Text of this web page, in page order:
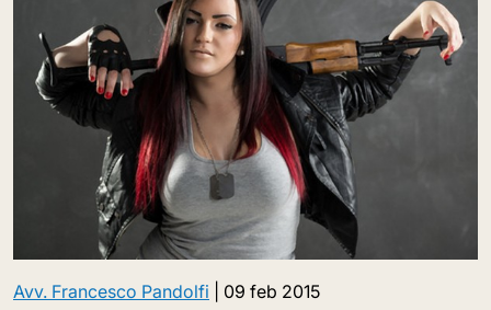
Avv. Francesco Pandolfi 09 feb 2015